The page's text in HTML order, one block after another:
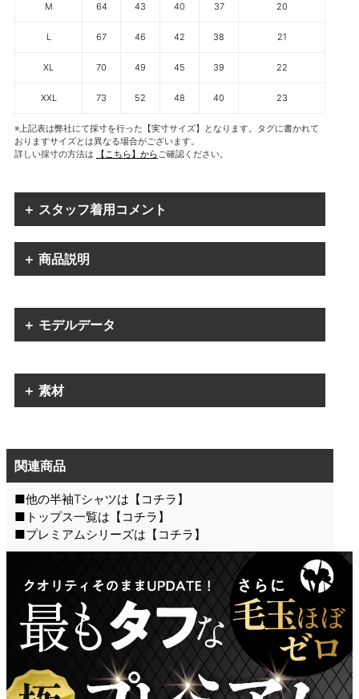
M 64 43 40 37 20
L 67 46 42 38 21
XL 70 49 45 39 22
XXL 73 52 48 40 23
※上記表は弊社にて採寸を行った【実寸サイズ】となります。タグに書かれて
おりますサイズとは異なる場合がございます。
詳しい採寸の方法は
【こちら】からご確認ください。
＋ スタッフ着用コメント
＋ 商品説明
＋ モデルデータ
＋ 素材
関連商品
■他の半袖Tシャツは【 コチラ 】
■トップス一覧は【 コチラ 】
■プレミアムシリーズは【 コチラ 】